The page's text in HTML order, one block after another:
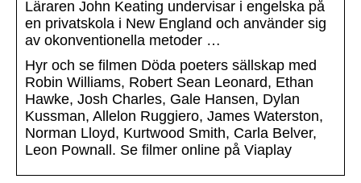
Läraren John Keating undervisar i engelska på
en privatskola i New England och använder sig
av okonventionella metoder …
Hyr och se filmen Döda poeters sällskap med
Robin Williams, Robert Sean Leonard, Ethan
Hawke, Josh Charles, Gale Hansen, Dylan
Kussman, Allelon Ruggiero, James Waterston,
Norman Lloyd, Kurtwood Smith, Carla Belver,
Leon Pownall. Se filmer online på Viaplay